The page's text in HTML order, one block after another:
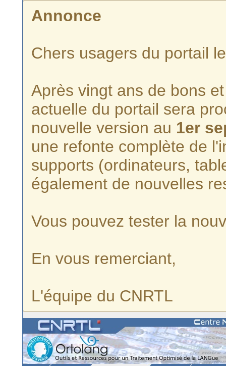
Annonce
Chers usagers du portail
Après vingt ans de bons
actuelle du portail sera
nouvelle version au 1er
une refonte complète de
supports (ordinateurs,
également de nouvelles
Vous pouvez tester la
En vous remerciant,
L'équipe du CNRTL